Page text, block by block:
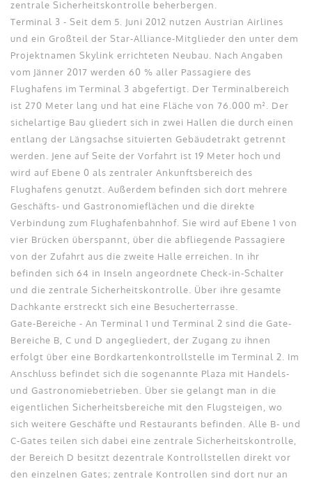
zentrale Sicherheitskontrolle beherbergen.
Terminal 3 - Seit dem 5. Juni 2012 nutzen Austrian Airlines
und ein Großteil der Star-Alliance-Mitglieder den unter dem
Projektnamen Skylink errichteten Neubau. Nach Angaben
vom Jänner 2017 werden 60 % aller Passagiere des
Flughafens im Terminal 3 abgefertigt. Der Terminalbereich
ist 270 Meter lang und hat eine Fläche von 76.000 m². Der
sichelartige Bau gliedert sich in zwei Hallen die durch einen
entlang der Längsachse situierten Gebäudetrakt getrennt
werden. Jene auf Seite der Vorfahrt ist 19 Meter hoch und
wird auf Ebene 0 als zentraler Ankunftsbereich des
Flughafens genutzt. Außerdem befinden sich dort mehrere
Geschäfts- und Gastronomieflächen und die direkte
Verbindung zum Flughafenbahnhof. Sie wird auf Ebene 1 von
vier Brücken überspannt, über die abfliegende Passagiere
von der Zufahrt aus die zweite Halle erreichen. In ihr
befinden sich 64 in Inseln angeordnete Check-in-Schalter
und die zentrale Sicherheitskontrolle. Über ihre gesamte
Dachkante erstreckt sich eine Besucherterrasse.
Gate-Bereiche - An Terminal 1 und Terminal 2 sind die Gate-
Bereiche B, C und D angegliedert, der Zugang zu ihnen
erfolgt über eine Bordkartenkontrollstelle im Terminal 2. Im
Anschluss befindet sich die sogenannte Plaza mit Handels-
und Gastronomiebetrieben. Über sie gelangt man in die
eigentlichen Sicherheitsbereiche mit den Flugsteigen, wo
sich weitere Geschäfte und Restaurants befinden. Alle B- und
C-Gates teilen sich dabei eine zentrale Sicherheitskontrolle,
der Bereich D besitzt dezentrale Kontrollstellen direkt vor
den einzelnen Gates; zentrale Kontrollen sind dort nur an